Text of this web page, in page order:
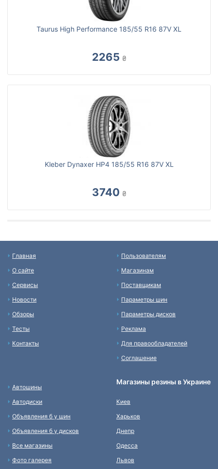
Taurus High Performance 185/55 R16 87V XL
2265 ₴
Kleber Dynaxer HP4 185/55 R16 87V XL
3740 ₴
Главная
О сайте
Сервисы
Новости
Обзоры
Тесты
Контакты
Пользователям
Магазинам
Поставщикам
Параметры шин
Параметры дисков
Реклама
Для правообладателей
Соглашение
Автошины
Автодиски
Объявления б у шин
Объявления б у дисков
Все магазины
Фото галерея
Магазины резины в Украине
Киев
Харьков
Днепр
Одесса
Львов